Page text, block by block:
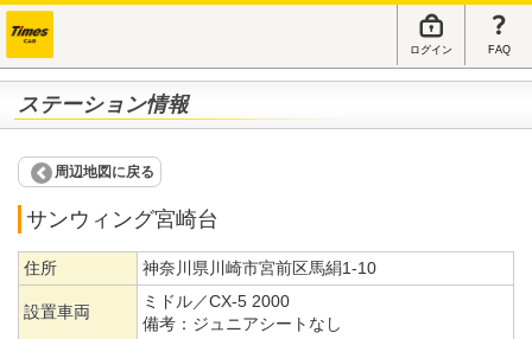
ログイン FAQ
ステーション情報
周辺地図に戻る
サンウィング宮崎台
住所 神奈川県川崎市宮前区馬絹1-10
設置車両
ミドル／CX-5 2000
備考： ジュニアシートなし